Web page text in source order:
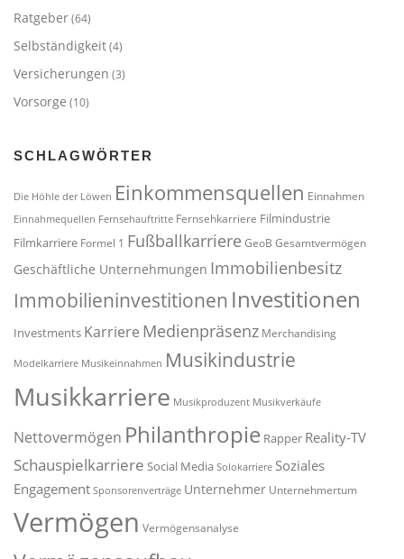
Ratgeber(64)
Selbständigkeit(4)
Versicherungen (3)
Vorsorge (10)
SCHLAGWÖRTER
Die Höhle der Löwen Einkommensquellen Einnahmen
Einnahmequellen Fernsehauftritte Fernsehkarriere Filmindustrie
Filmkarriere Formel 1 Fußballkarriere GeoB Gesamtvermögen
Geschäftliche Unternehmungen Immobilienbesitz
Immobilieninvestitionen Investitionen
Investments Karriere Medienpräsenz Merchandising
Modelkarriere Musikeinnahmen Musikindustrie
Musikkarriere Musikproduzent Musikverkäufe
Nettovermögen Philanthropie Rapper Reality-TV
Schauspielkarriere Social Media Solokarriere Soziales
Engagement Sponsorenverträge Unternehmer Unternehmertum
Vermögen Vermögensanalyse